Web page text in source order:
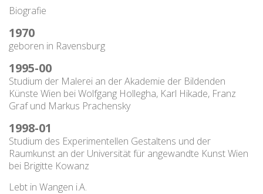
Biografie
1970
geboren in Ravensburg
1995-00
Studium der Malerei an der Akademie der Bildenden
Künste Wien bei Wolfgang Hollegha, Karl Hikade, Franz
Graf und Markus Prachensky
1998-01
Studium des Experimentellen Gestaltens und der
Raumkunst an der Universität für angewandte Kunst Wien
bei Brigitte Kowanz
Lebt in Wangen i.A.